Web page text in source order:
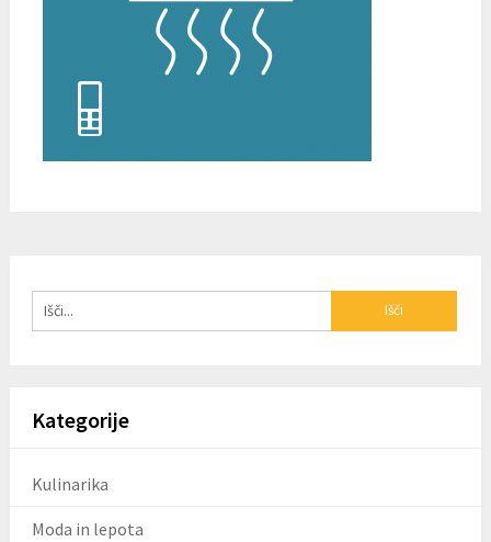
Kategorije
Kulinarika
Moda in lepota